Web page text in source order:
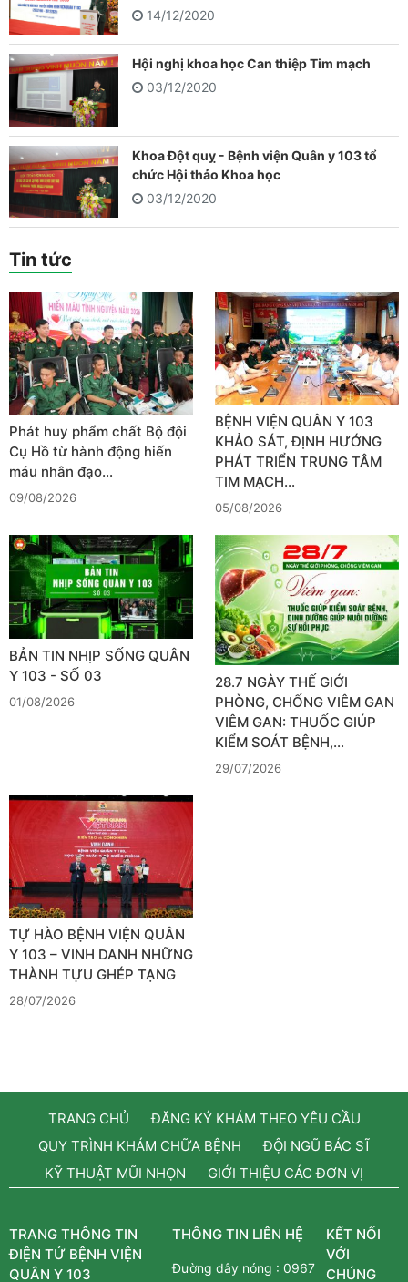
14/12/2020
Hội nghị khoa học Can thiệp Tim mạch
03/12/2020
Khoa Đột quỵ - Bệnh viện Quân y 103 tổ
chức Hội thảo Khoa học
03/12/2020
Tin tức
Phát huy phẩm chất Bộ đội
Cụ Hồ từ hành động hiến
máu nhân đạo…
09/08/2026
BỆNH VIỆN QUÂN Y 103
KHẢO SÁT, ĐỊNH HƯỚNG
PHÁT TRIỂN TRUNG TÂM
TIM MẠCH…
05/08/2026
BẢN TIN NHỊP SỐNG QUÂN
Y 103 - SỐ 03
01/08/2026
28.7 NGÀY THẾ GIỚI
PHÒNG, CHỐNG VIÊM GAN
VIÊM GAN: THUỐC GIÚP
KIỂM SOÁT BỆNH,…
29/07/2026
TỰ HÀO BỆNH VIỆN QUÂN
Y 103 – VINH DANH NHỮNG
THÀNH TỰU GHÉP TẠNG
28/07/2026
TRANG CHỦ
ĐĂNG KÝ KHÁM THEO YÊU CẦU
QUY TRÌNH KHÁM CHỮA BỆNH
ĐỘI NGŨ BÁC SĨ
KỸ THUẬT MŨI NHỌN
GIỚI THIỆU CÁC ĐƠN VỊ
TRANG THÔNG TIN
ĐIỆN TỬ BỆNH VIỆN
QUÂN Y 103
THÔNG TIN LIÊN HỆ
Đường dây nóng :0967
KẾT NỐI
VỚI
CHÚNG